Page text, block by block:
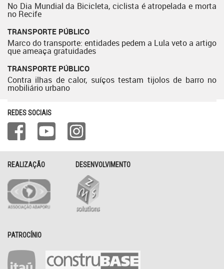
No Dia Mundial da Bicicleta, ciclista é atropelada e morta
no Recife
TRANSPORTE PÚBLICO
Marco do transporte: entidades pedem a Lula veto a artigo
que ameaça gratuidades
TRANSPORTE PÚBLICO
Contra ilhas de calor, suíços testam tijolos de barro no
mobiliário urbano
REDES SOCIAIS
REALIZAÇÃO DESENVOLVIMENTO
PATROCÍNIO